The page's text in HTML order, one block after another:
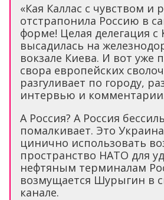
«Кая Каллас с чувством и
отстрапонила Россию в
форме! Целая делегация с
высадилась на
вокзале Киева. И вот уже
свора европейских
разгуливает по городу,
интервью и
А Россия? А Россия
помалкивает. Это
цинично использовать
пространство НАТО для
нефтяным терминалам
возмущается Шурыгин в
канале.